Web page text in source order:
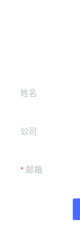
姓名
公司
邮箱